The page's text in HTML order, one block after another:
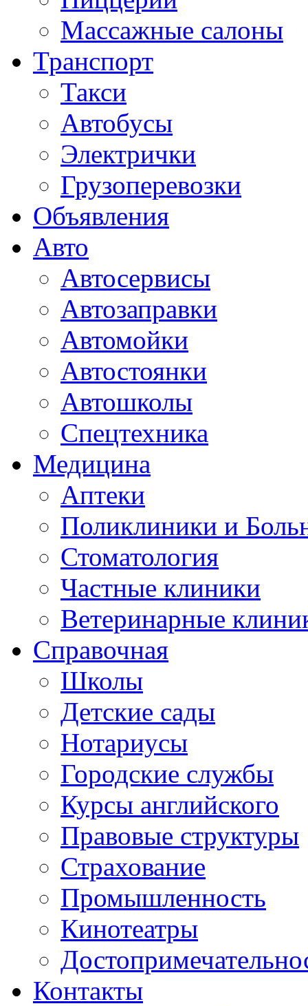
Массажные салоны
Транспорт
Такси
Автобусы
Электрички
Грузоперевозки
Объявления
Авто
Автосервисы
Автозаправки
Автомойки
Автостоянки
Автошколы
Спецтехника
Медицина
Аптеки
Поликлиники и
Стоматология
Частные клиники
Ветеринарные
Справочная
Школы
Детские сады
Нотариусы
Городские службы
Курсы английского
Правовые структуры
Страхование
Промышленность
Кинотеатры
Контакты